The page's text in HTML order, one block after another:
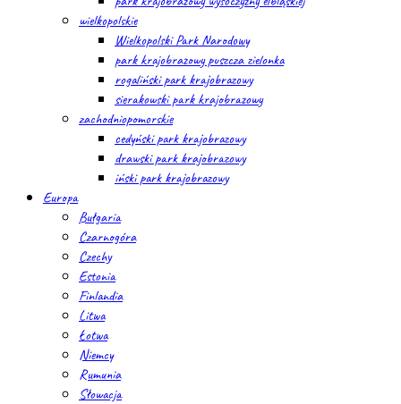
wielkopolskie
Wielkopolski Park Narodowy
park krajobrazowy puszcza zielonka
rogaliński park krajobrazowy
sierakowski park krajobrazowy
zachodniopomorskie
cedyński park krajobrazowy
drawski park krajobrazowy
iński park krajobrazowy
Europa
Bułgaria
Czarnogóra
Czechy
Estonia
Finlandia
Litwa
Łotwa
Niemcy
Rumunia
Słowacja